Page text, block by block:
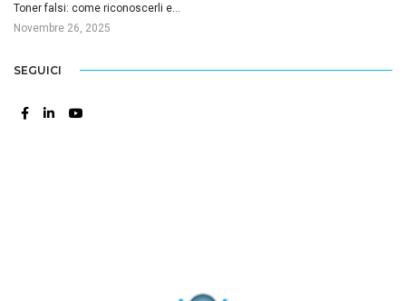
Toner falsi: come riconoscerli e…
Novembre 26, 2025
SEGUICI